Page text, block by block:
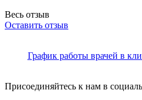
Весь отзыв
Оставить отзыв
График работы врачей в
Присоединяйтесь к нам в